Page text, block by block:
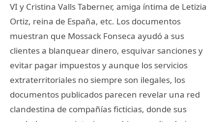
VI y Cristina Valls Taberner, amiga íntima de Letizia
Ortiz, reina de España, etc. Los documentos
muestran que Mossack Fonseca ayudó a sus
clientes a blanquear dinero, esquivar sanciones y
evitar pagar impuestos y aunque los servicios
extraterritoriales no siempre son ilegales, los
documentos publicados parecen revelar una red
clandestina de compañías ficticias, donde sus